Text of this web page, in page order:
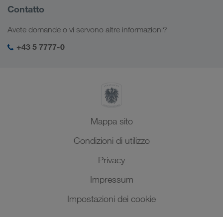
Soluzioni digitali
Settori d'impiego
Caucaso
Asia Centrale
Medio Oriente
Informazioni sulla società
Responsabilità sociale
SHEQ-Management
Contatto
Avete domande o vi servono altre informazioni?
+43 5 7777-0
Mappa sito
Condizioni di utilizzo
Privacy
Impressum
Impostazioni dei cookie